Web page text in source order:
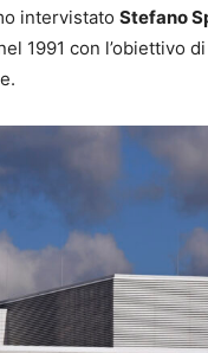
intervistato Stefano
1991 con l’obiettivo